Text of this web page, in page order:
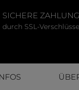
SICHERE ZAHLUNG
durch SSL-